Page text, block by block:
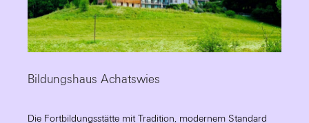
Bildungshaus Achatswies
Die Fortbildungsstätte mit Tradition, modernem Standard